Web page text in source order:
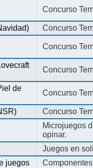
Concurso
Concurso
Concurso
Concurso
de
Concurso
Concurso
Microjuegos
opinar.
Juegos en
juegos